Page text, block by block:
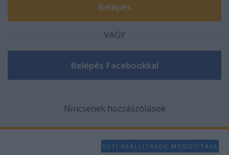
VAGY
Nincsenek hozzászólások
SÜTI BEÁLLÍTÁSOK MÓDOSÍTÁSA